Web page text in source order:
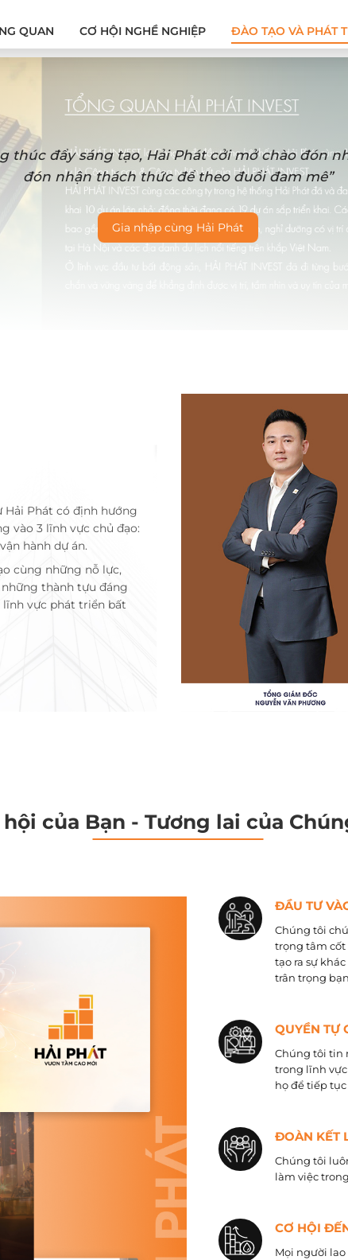
QUAN CƠ HỘI NGHỀ NGHIỆP ĐÀO TẠO VÀ PHÁT
thúc đẩy sáng tạo, Hải Phát cởi mở chào đón
đón nhận thách thức để theo đuổi đam mê”
Gia nhập cùng Hải Phát
Hải Phát có định hướng
vào 3 lĩnh vực chủ đạo:
hành dự án.
cùng những nỗ lực,
những thành tựu đáng
vực phát triển bất
hội của Bạn - Tương lai của
ĐẦU TƯ
Chúng tôi
trọng tâm cốt
tạo ra sự
trân trọng
QUYỀN TỰ
Chúng tôi tin
trong lĩnh
họ để tiếp
ĐOÀN KẾT
Chúng tôi
làm việc
CƠ HỘI
Mọi người